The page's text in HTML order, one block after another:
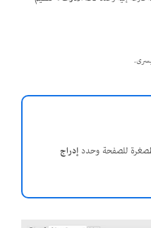
للصفحة وحددإدراج